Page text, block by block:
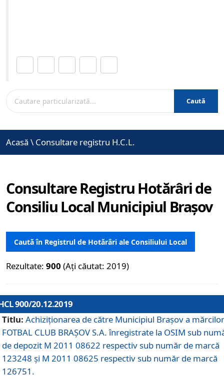
Caută
Acasă \ Consultare registru H.C.L.
Consultare Registru Hotărâri de
Consiliu Local Municipiul Brașov
Caută în Registrul de Hotărâri ale Consiliului Local
Rezultate: 900 (Ați căutat: 2019)
900/20.12.2019
Titlu: Achiziționarea de către Municipiul Brașov a mărcilor
FOTBAL CLUB BRAȘOV S.A. înregistrate la OSIM sub
de depozit M 2011 08622 respectiv sub număr de marcă
123248 și M 2011 08625 respectiv sub număr de marcă
126751.